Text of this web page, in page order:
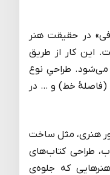
در حقیقت هنر
این کار از طریق
طراحیِ نوع
(فاصلهٔ خط) و … در
هنری، مثل ساخت
طراحی کتاب‌های
که جلوه‌ی